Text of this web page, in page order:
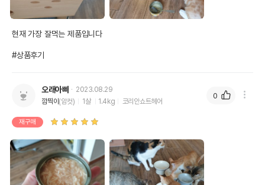
1.1%
기타성분
비타민 A 2000 IU/Kg 비타민 D3 200 IU/Kg
원료구성 닭고기 75%,쌀싸라기,프락토올리고당(FOS)
제품 타입 캔
* 브랜드사에서 제공한 정보로 모든 책임은 브랜드사에 있습니다.
* 해당 정보는 브랜드사 사정에 의해 일부 변경될 수 있습니다.
현재 가장 잘먹는 제품입니다
#상품후기
오래아빠
2023.08.29
깜찍이 (암컷) 1살 1.4kg 코리안쇼트헤어
재구매
0